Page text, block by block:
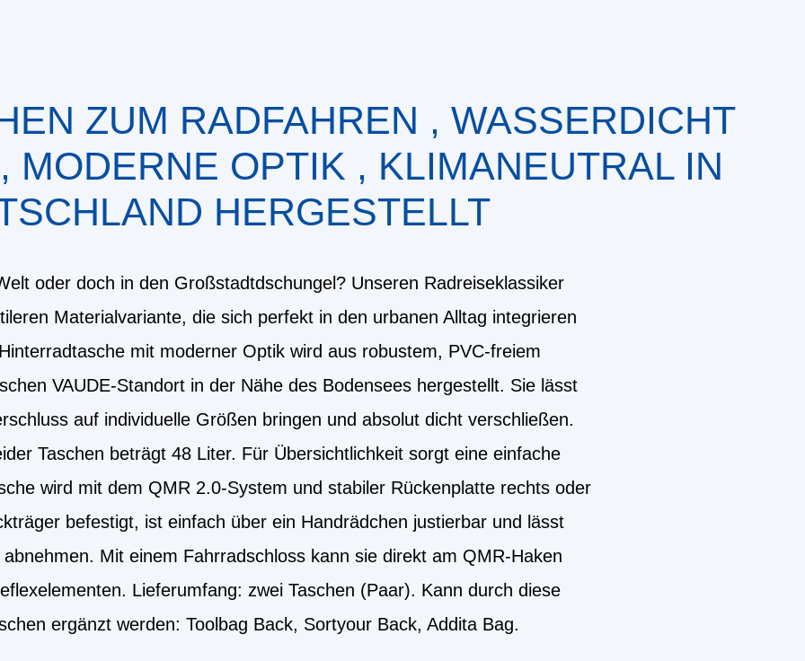
ZUM RADFAHREN , WASSERDICHT
OPTIK , KLIMANEUTRAL IN D
HERGESTELLT
oder doch in den Großstadtdschungel? Unseren Radreiseklassiker
Materialvariante, die sich perfekt in den urbanen Alltag integrieren
mit moderner Optik wird aus robustem, PVC-freiem
VAUDE-Standort in der Nähe des Bodensees hergestellt. Sie lässt
auf individuelle Größen bringen und absolut dicht verschließen.
Taschen beträgt 48 Liter. Für Übersichtlichkeit sorgt eine einfache
wird mit dem QMR 2.0-System und stabiler Rückenplatte rechts oder
befestigt, ist einfach über ein Handrädchen justierbar und lässt
Mit einem Fahrradschloss kann sie direkt am QMR-Haken
Lieferumfang: zwei Taschen (Paar). Kann durch diese
ergänzt werden: Toolbag Back, Sortyour Back, Addita Bag.